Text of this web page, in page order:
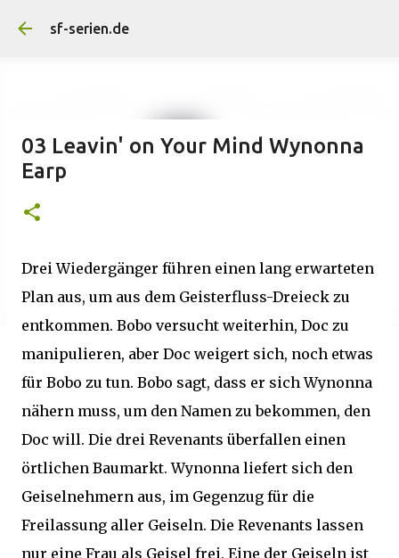
sf-serien.de
03 Leavin' on Your Mind Wynonna
Earp
Drei Wiedergänger führen einen lang erwarteten
Plan aus, um aus dem Geisterfluss-Dreieck zu
entkommen. Bobo versucht weiterhin, Doc zu
manipulieren, aber Doc weigert sich, noch etwas
für Bobo zu tun. Bobo sagt, dass er sich Wynonna
nähern muss, um den Namen zu bekommen, den
Doc will. Die drei Revenants überfallen einen
örtlichen Baumarkt. Wynonna liefert sich den
Geiselnehmern aus, im Gegenzug für die
Freilassung aller Geiseln. Die Revenants lassen
nur eine Frau als Geisel frei. Eine der Geiseln ist